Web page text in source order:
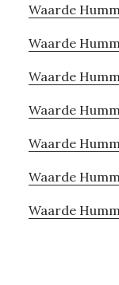
Waarde
Waarde
Waarde
Waarde
Waarde
Waarde
Waarde